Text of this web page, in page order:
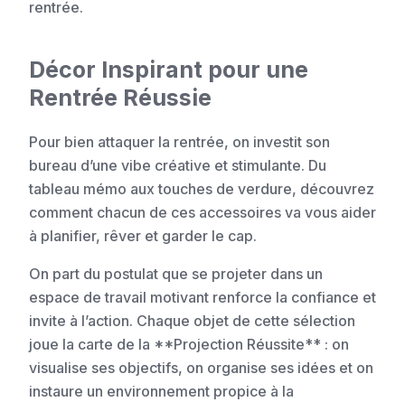
rentrée.
Décor Inspirant pour une
Rentrée Réussie
Pour bien attaquer la rentrée, on investit son
bureau d’une vibe créative et stimulante. Du
tableau mémo aux touches de verdure, découvrez
comment chacun de ces accessoires va vous aider
à planifier, rêver et garder le cap.
On part du postulat que se projeter dans un
espace de travail motivant renforce la confiance et
invite à l’action. Chaque objet de cette sélection
joue la carte de la **Projection Réussite** : on
visualise ses objectifs, on organise ses idées et on
instaure un environnement propice à la